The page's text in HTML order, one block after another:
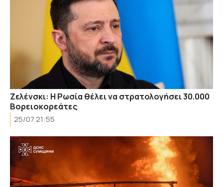
Ζελένσκι: Η Ρωσία θέλει να στρατολογήσει 30.000
Βορειοκορεάτες
25/07 21:55